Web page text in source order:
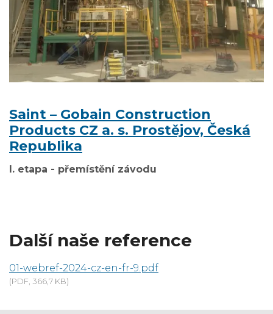
Saint – Gobain Construction
Products CZ a. s. Prostějov, Česká
Republika
I. etapa - přemístění závodu
Další naše reference
01-webref-2024-cz-en-fr-9.pdf
(PDF, 366,7 KB)